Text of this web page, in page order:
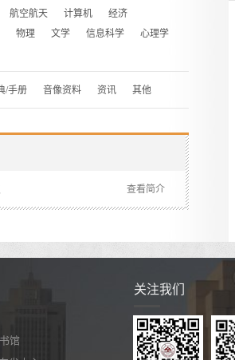
航空航天 计算机
经济
物理 文学 信息科学
心理学
/手册 音像资料 资讯 其他
查看简介
馆
关注我们